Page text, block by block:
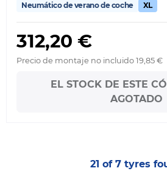
Neumático de verano de coche XL
312,20 €
Precio de montaje no incluido 19,85 €
EL STOCK DE ESTE
AGOTADO
21 of 7 tyres